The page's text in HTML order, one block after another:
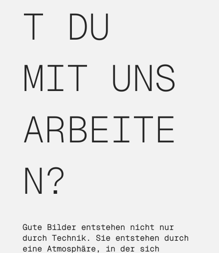
T DU
MIT UNS
ARBEITE
N?
Gute Bilder entstehen nicht nur
durch Technik. Sie entstehen durch
eine Atmosphäre, in der sich